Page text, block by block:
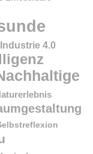
Industrie 4.0